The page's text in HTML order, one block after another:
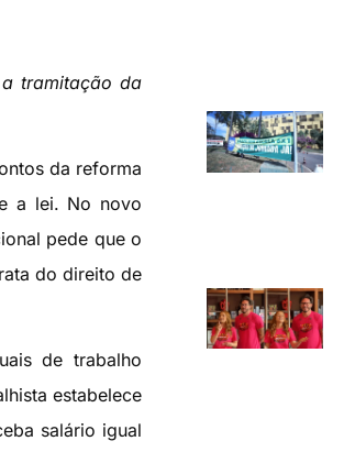
tramitação da
da reforma
a lei. No novo
pede que o
do direito de
de trabalho
estabelece
salário igual